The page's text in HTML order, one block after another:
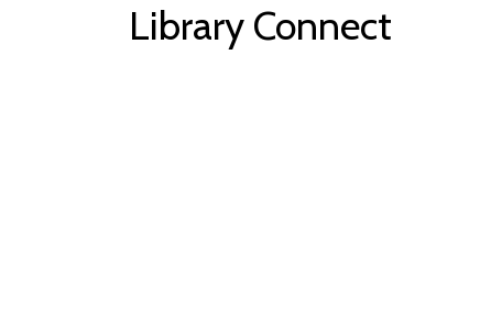
Library Connect